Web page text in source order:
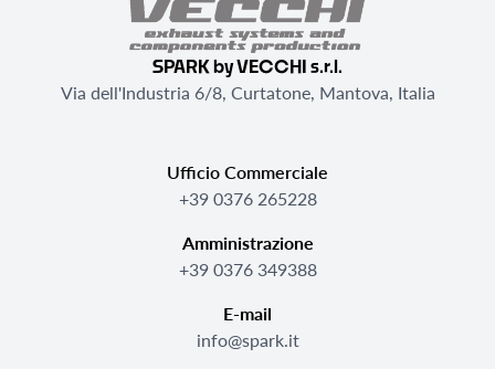
SPARK by VECCHI s.r.l.
Via dell'Industria 6/8, Curtatone, Mantova, Italia
Ufficio Commerciale
+39 0376 265228
Amministrazione
+39 0376 349388
E-mail
info@spark.it